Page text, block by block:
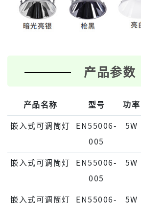
产品参数
产品名称 型号 功率
嵌入式可调筒灯
EN55006-
005
5W
嵌入式可调筒灯
EN55006-
005
5W
嵌入式可调筒灯 EN55006- 5W